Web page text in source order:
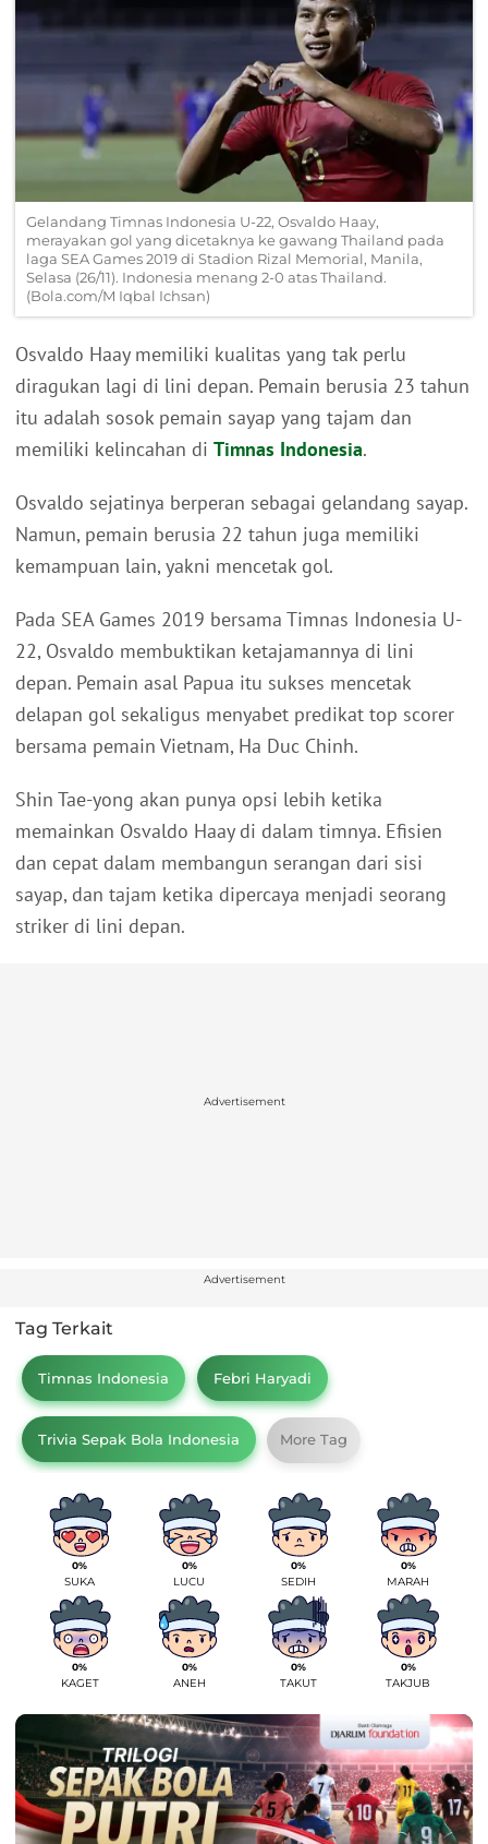
Gelandang Timnas Indonesia U-22, Osvaldo Haay,
merayakan gol yang dicetaknya ke gawang Thailand pada
laga SEA Games 2019 di Stadion Rizal Memorial, Manila,
Selasa (26/11). Indonesia menang 2-0 atas Thailand.
(Bola.com/M Iqbal Ichsan)
Osvaldo Haay memiliki kualitas yang tak perlu
diragukan lagi di lini depan. Pemain berusia 23 tahun
itu adalah sosok pemain sayap yang tajam dan
memiliki kelincahan di Timnas Indonesia.
Osvaldo sejatinya berperan sebagai gelandang sayap.
Namun, pemain berusia 22 tahun juga memiliki
kemampuan lain, yakni mencetak gol.
Pada SEA Games 2019 bersama Timnas Indonesia U-
22, Osvaldo membuktikan ketajamannya di lini
depan. Pemain asal Papua itu sukses mencetak
delapan gol sekaligus menyabet predikat top scorer
bersama pemain Vietnam, Ha Duc Chinh.
Shin Tae-yong akan punya opsi lebih ketika
memainkan Osvaldo Haay di dalam timnya. Efisien
dan cepat dalam membangun serangan dari sisi
sayap, dan tajam ketika dipercaya menjadi seorang
striker di lini depan.
Advertisement
Advertisement
Tag Terkait
Timnas Indonesia Febri Haryadi
Trivia Sepak Bola Indonesia More Tag
0%
SUKA
0%
LUCU
0%
SEDIH
0%
MARAH
0%
KAGET
0%
ANEH
0%
TAKUT
0%
TAKJUB